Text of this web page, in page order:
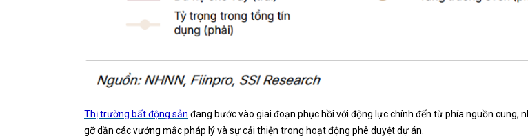
Thị trường bất động sản đang bước vào giai đoạn phục hồi với động lực chính đến từ phía nguồn cung,
gỡ dần các vướng mắc pháp lý và sự cải thiện trong hoạt động phê duyệt dự án.